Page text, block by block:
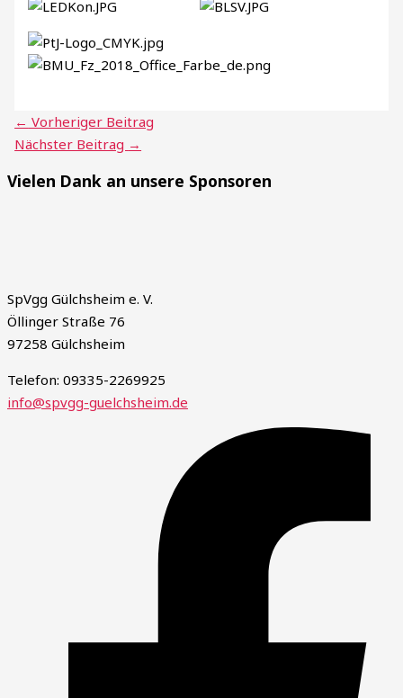
← Vorheriger Beitrag
Nächster Beitrag →
Vielen Dank an unsere Sponsoren
SpVgg Gülchsheim e. V.
Öllinger Straße 76
97258 Gülchsheim
Telefon: 09335-2269925
info@spvgg-guelchsheim.de